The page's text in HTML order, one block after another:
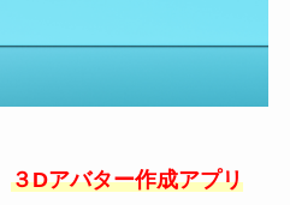
３Dアバター作成アプリ